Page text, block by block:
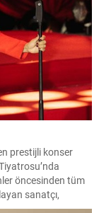
prestijli konser
öncesinden tüm
sanatçı,
topladı. Müzikal